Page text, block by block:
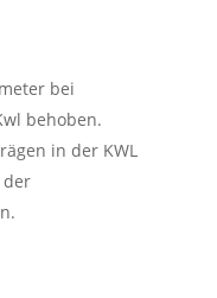
bei
behoben.
in der KWL
der